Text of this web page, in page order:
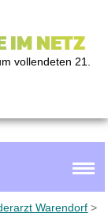
IM NETZ
vollendeten 21.
Warendorf >